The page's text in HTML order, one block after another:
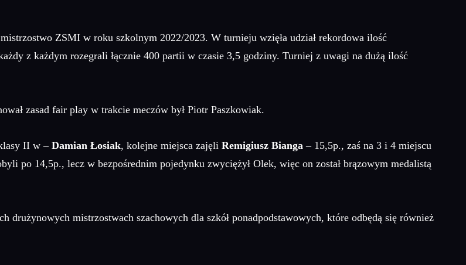
ZSMI w roku szkolnym 2022/2023. W turnieju wzięła udział rekordowa ilość
z każdym rozegrali łącznie 400 partii w czasie 3,5 godziny. Turniej z uwagi na dużą ilość
zasad fair play w trakcie meczów był Piotr Paszkowiak.
II w – Damian Łosiak, kolejne miejsca zajęli Remigiusz Bianga – 15,5p., zaś na 3 i 4 miejscu
po 14,5p., lecz w bezpośrednim pojedynku zwyciężył Olek, więc on został brązowym medalistą
drużynowych mistrzostwach szachowych dla szkół ponadpodstawowych, które odbędą się również